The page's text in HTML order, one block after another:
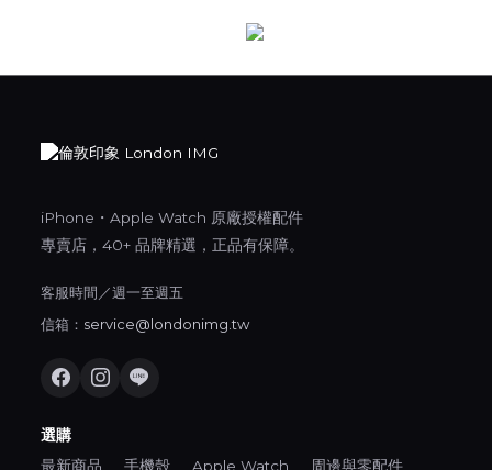
iPhone・Apple Watch 原廠授權配件
專賣店，40+ 品牌精選，正品有保障。
客服時間／週一至週五
信箱： service@londonimg.tw
選購
最新商品 手機殼 Apple Watch 周邊與零配件